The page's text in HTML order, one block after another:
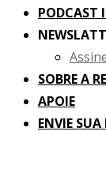
PODCAST
SOBRE A
APOIE
ENVIE